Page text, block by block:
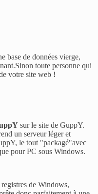
base de données vierge,
toute personne qui
votre site web !
sur le site de GuppY.
un serveur léger et
le tout "packagé"avec
pour PC sous Windows.
de Windows,